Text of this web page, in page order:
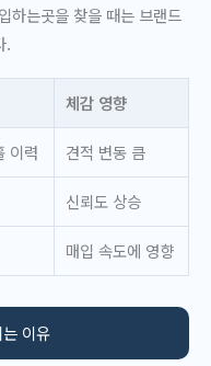
하는곳을 찾을 때는 브랜드
.
체감 영향
이력 견적 변동 큼
신뢰도 상승
매입 속도에 영향
이유